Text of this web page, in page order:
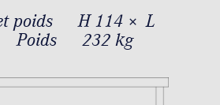
poids
H 114 × L
Poids 232 kg